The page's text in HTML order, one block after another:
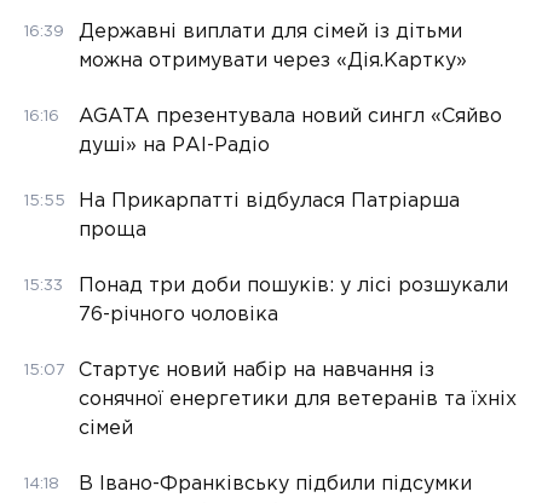
16:39
Державні виплати для сімей із дітьми
можна отримувати через «Дія.Картку»
16:16
AGATA презентувала новий сингл «Сяйво
душі» на РАІ-Радіо
15:55
На Прикарпатті відбулася Патріарша
проща
15:33
Понад три доби пошуків: у лісі розшукали
76-річного чоловіка
15:07
Стартує новий набір на навчання із
сонячної енергетики для ветеранів та їхніх
сімей
14:18
В Івано-Франківську підбили підсумки